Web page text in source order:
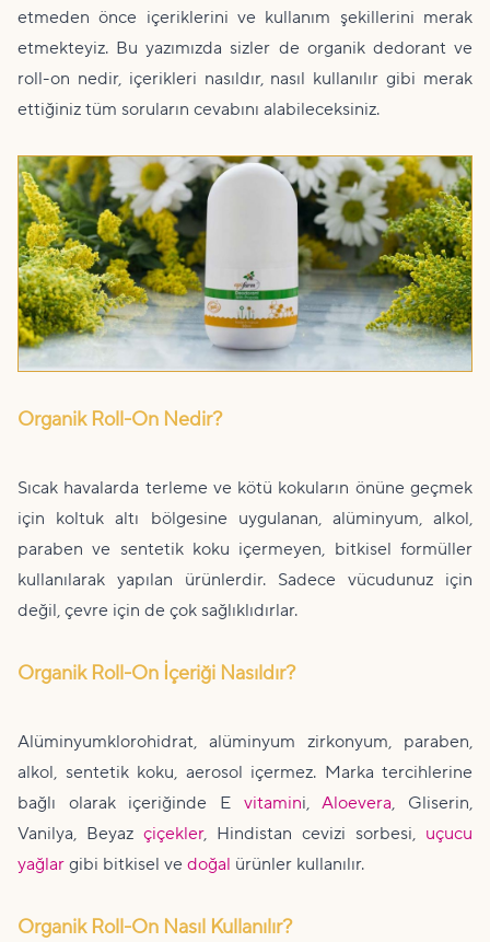
etmeden önce içeriklerini ve kullanım şekillerini merak
etmekteyiz. Bu yazımızda sizler de organik dedorant ve
roll-on nedir, içerikleri nasıldır, nasıl kullanılır gibi merak
ettiğiniz tüm soruların cevabını alabileceksiniz.
Organik Roll-On Nedir?
Sıcak havalarda terleme ve kötü kokuların önüne geçmek
için koltuk altı bölgesine uygulanan, alüminyum, alkol,
paraben ve sentetik koku içermeyen, bitkisel formüller
kullanılarak yapılan ürünlerdir. Sadece vücudunuz için
değil, çevre için de çok sağlıklıdırlar.
Organik Roll-On İçeriği Nasıldır?
Alüminyumklorohidrat, alüminyum zirkonyum, paraben,
alkol, sentetik koku, aerosol içermez. Marka tercihlerine
bağlı olarak içeriğinde E vitamini,Aloevera, Gliserin,
Vanilya, Beyaz çiçekler, Hindistan cevizi sorbesi, uçucu
yağlar gibi bitkisel ve doğal ürünler kullanılır.
Organik Roll-On Nasıl Kullanılır?